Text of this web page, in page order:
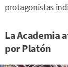
protagonistas
La Academia
por Platón